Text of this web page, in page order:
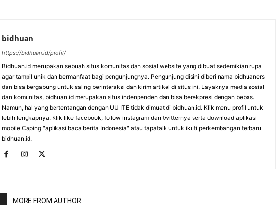
bidhuan
https://bidhuan.id/profil/
Bidhuan.id merupakan sebuah situs komunitas dan sosial website yang dibuat sedemikian rupa
agar tampil unik dan bermanfaat bagi pengunjungnya. Pengunjung disini diberi nama bidhuaners
dan bisa bergabung untuk saling berinteraksi dan kirim artikel di situs ini. Layaknya media sosial
dan komunitas, bidhuan.id merupakan situs indenpenden dan bisa berekpresi dengan bebas.
Namun, hal yang bertentangan dengan UU ITE tidak dimuat di bidhuan.id. Klik menu profil untuk
lebih lengkapnya. Klik like facebook, follow instagram dan twitternya serta download aplikasi
mobile Caping "aplikasi baca berita Indonesia" atau tapatalk untuk ikuti perkembangan terbaru
bidhuan.id.
MORE FROM AUTHOR